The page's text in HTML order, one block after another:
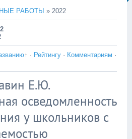
РАБОТЫ » 2022
2
· Рейтингу · Комментариям ·
Е.Ю.
осведомленность
у школьников с